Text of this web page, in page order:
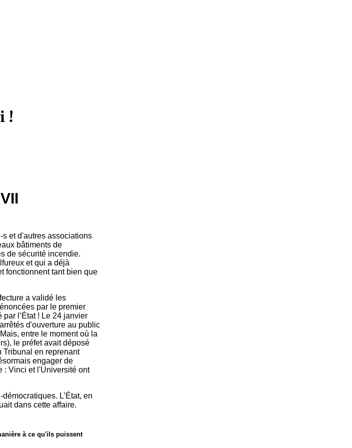
!
et d'autres associations
bâtiments de
de sécurité incendie.
et qui a déjà
fonctionnent tant bien que
a validé les
par le premier
l’État ! Le 24 janvier
d'ouverture au public
entre le moment où la
le préfet avait déposé
Tribunal en reprenant
engager de
: Vinci et l'Université ont
L’État, en
dans cette affaire.
à ce qu'ils puissent